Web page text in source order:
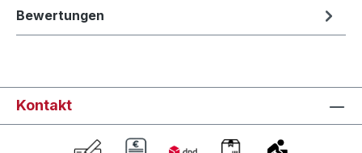
Bewertungen
Kontakt